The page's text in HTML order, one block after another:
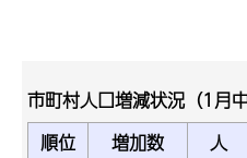
順位 増加数 人
市町村人口増減状況（1月